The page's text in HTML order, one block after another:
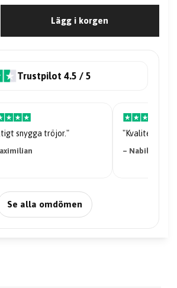
Lägg i korgen
Trustpilot 4.5 / 5
snygga tröjor." "Kvaliteten på
– Nabil Abdi
Se alla omdömen